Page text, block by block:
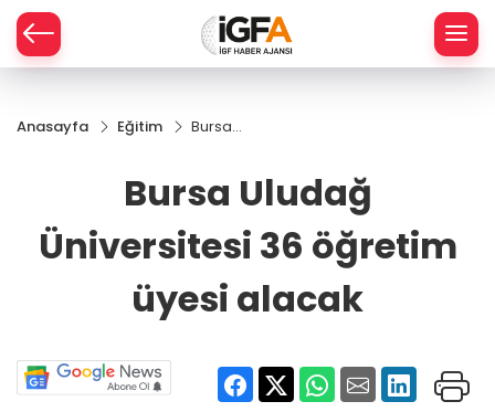
Anasayfa Eğitim
Bursa
36 öğretim
alacak
Bursa Uludağ
Üniversitesi 36 öğretim
üyesi alacak